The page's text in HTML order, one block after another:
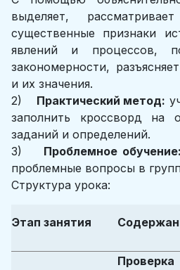
выделяет,
существенные признаки
явлений и процессов,
закономерности,
и их значения.
2) Практический метод:
заполнить кроссворд на
заданий и определений.
3) Проблемное обучение:
проблемные вопросы в
Структура урока:
Этап занятия
Проверка